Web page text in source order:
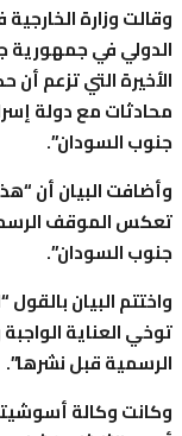
وزارة الخارجية في
في جمهورية جنوب
التي تزعم أن
مع دولة
السودان”.
البيان أن “هذه
الموقف الرسمي
السودان”.
البيان بالقول
العناية الواجبة
قبل نشرها”.
وكالة أسوشيتدبرس